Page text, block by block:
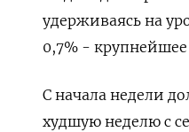
удерживаясь на
0,7% - крупнейшее
С начала недели
худшую неделю с